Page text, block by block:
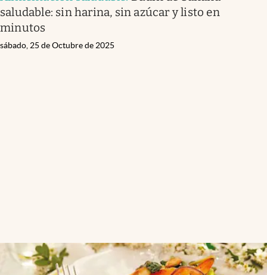
saludable: sin harina, sin azúcar y listo en
minutos
sábado, 25 de Octubre de 2025